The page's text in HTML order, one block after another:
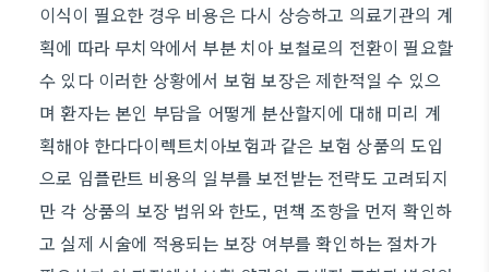
이식이 필요한 경우 비용은 다시 상승하고 의료기관의 계
획에 따라 무치악에서 부분 치아 보철로의 전환이 필요할
수 있다 이러한 상황에서 보험 보장은 제한적일 수 있으
며 환자는 본인 부담을 어떻게 분산할지에 대해 미리 계
획해야 한다다이렉트치아보험과 같은 보험 상품의 도입
으로 임플란트 비용의 일부를 보전받는 전략도 고려되지
만 각 상품의 보장 범위와 한도, 면책 조항을 먼저 확인하
고 실제 시술에 적용되는 보장 여부를 확인하는 절차가